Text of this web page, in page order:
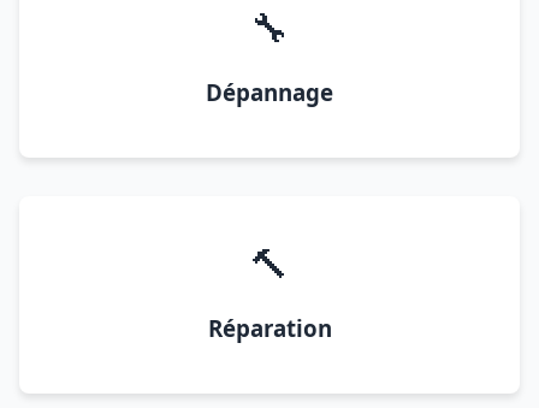
🔧
Dépannage
🔨
Réparation